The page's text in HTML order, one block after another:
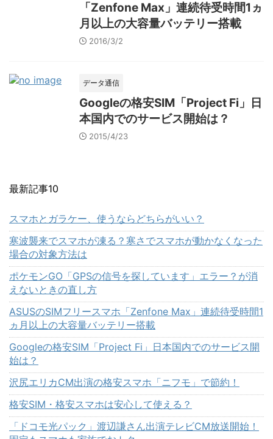
「Zenfone Max」連続待受時間1ヵ
月以上の大容量バッテリー搭載
2016/3/2
データ通信
Googleの格安SIM「Project Fi」日
本国内でのサービス開始は？
2015/4/23
最新記事10
スマホとガラケー、使うならどちらがいい？
寒波襲来でスマホが凍る？寒さでスマホが動かなくなった
場合の対象方法は
ポケモンGO「GPSの信号を探しています」エラー？が消
えないときの直し方
ASUSのSIMフリースマホ「Zenfone Max」連続待受時間1
ヵ月以上の大容量バッテリー搭載
Googleの格安SIM「Project Fi」日本国内でのサービス開
始は？
沢尻エリカCM出演の格安スマホ「ニフモ」で節約！
格安SIM・格安スマホは安心して使える？
「ドコモ光パック」渡辺謙さん出演テレビCM放送開始！